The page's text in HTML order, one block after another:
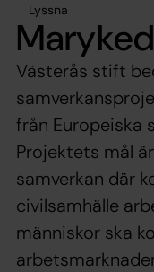
Lyssna
Västerås stift
från Europeiska
Projektets mål
samverkan där
civilsamhälle
människor ska